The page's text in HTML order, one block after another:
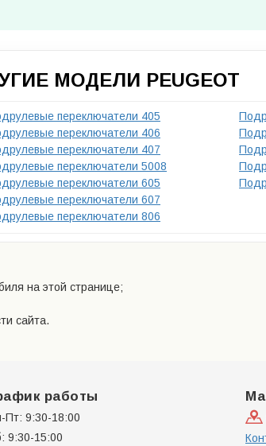
МОДЕЛИ PEUGEOT
переключатели 405
переключатели 406
переключатели 407
переключатели 5008
переключатели 605
переключатели 607
переключатели 806
на этой странице;
сайта.
работы
Пт: 9:30-18:00
9:30-15:00